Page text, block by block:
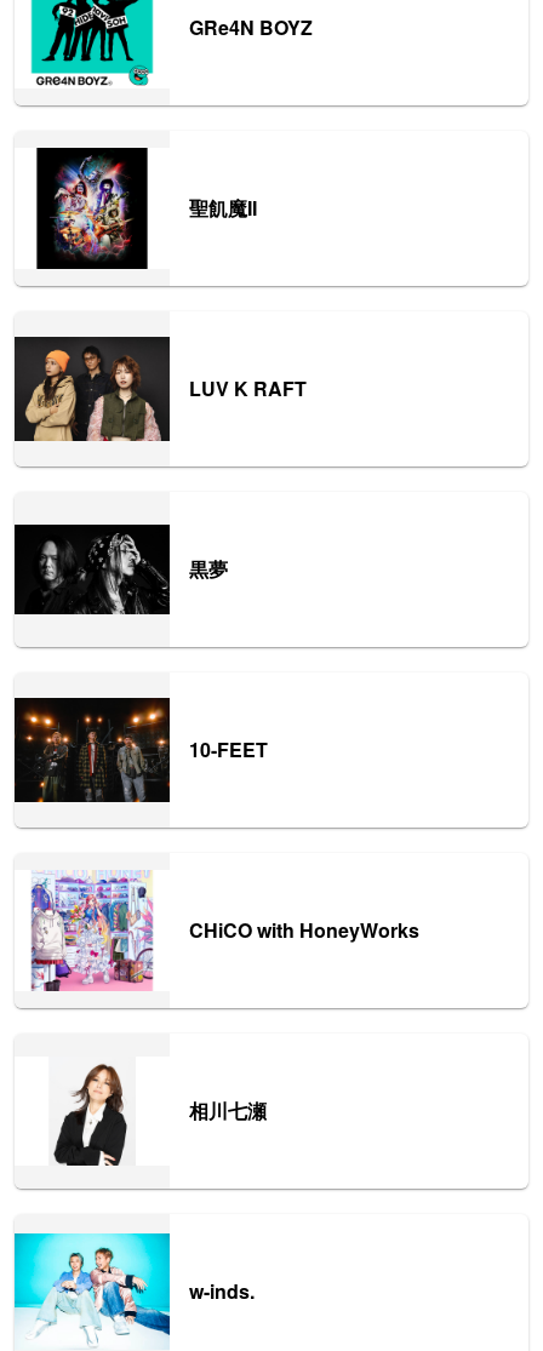
GRe4N BOYZ
聖飢魔II
LUV K RAFT
黒夢
10-FEET
CHiCO with HoneyWorks
相川七瀬
w-inds.